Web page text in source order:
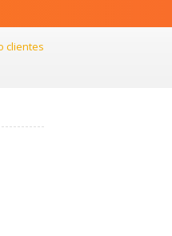
clientes